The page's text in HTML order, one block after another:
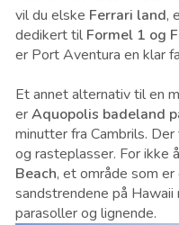
vil du elske Ferrari land,
dedikert til Formel 1 og
er Port Aventura en klar
Et annet alternativ til en
erAquopolis badeland
minutter fra Cambrils.
og rasteplasser. For ikke
Beach, et område som
sandstrendene på
parasoller og lignende.